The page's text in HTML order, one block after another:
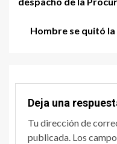
Hombre se quitó
Deja una
Tu dirección de
publicada. Los